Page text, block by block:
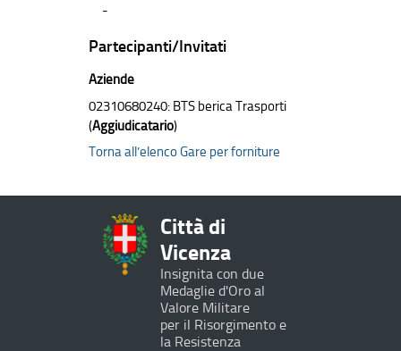
-
Partecipanti/Invitati
Aziende
02310680240: BTS berica Trasporti
(Aggiudicatario)
Torna all’elenco Gare per forniture
Città di
Vicenza
Insignita con due
Medaglie d'Oro al
Valore Militare
per il Risorgimento e
la Resistenza